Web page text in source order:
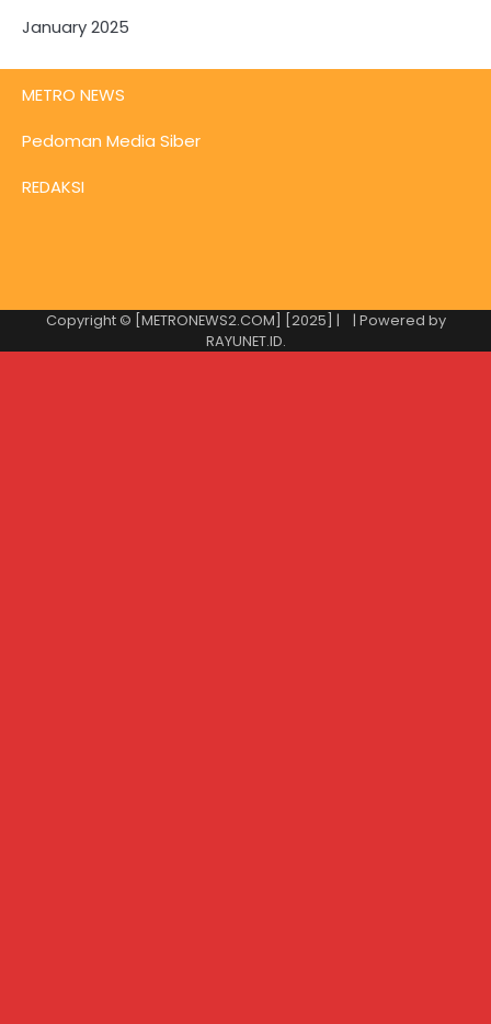
January 2025
METRO NEWS
Pedoman Media Siber
REDAKSI
Copyright © [METRONEWS2.COM] [2025] |
| Powered by
RAYUNET.ID.